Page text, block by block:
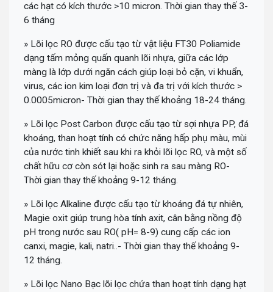
các hạt có kích thước >10 micron. Thời gian thay thế 3-
6 tháng
» Lõi lọc RO được cấu tạo từ vật liệu FT30 Poliamide
dạng tấm mỏng quấn quanh lõi nhựa, giữa các lớp
màng là lớp dưới ngăn cách giúp loại bỏ cặn, vi khuẩn,
virus, các ion kim loại đơn trị và đa trị với kích thước >
0.0005micron- Thời gian thay thế khoảng 18-24 tháng.
» Lõi lọc Post Carbon được cấu tạo từ sợi nhựa PP, đá
khoáng, than hoạt tính có chức năng hấp phụ màu, mùi
của nước tinh khiết sau khi ra khỏi lõi lọc RO, và một số
chất hữu cơ còn sót lại hoặc sinh ra sau màng RO-
Thời gian thay thế khoảng 9-12 tháng.
» Lõi lọc Alkaline được cấu tạo từ khoáng đá tự nhiên,
Magie oxit giúp trung hòa tính axit, cân bằng nồng độ
pH trong nước sau RO( pH= 8-9) cung cấp các ion
canxi, magie, kali, natri..- Thời gian thay thế khoảng 9-
12 tháng.
» Lõi lọc Nano Bạc lõi lọc chứa than hoạt tính dạng hạt